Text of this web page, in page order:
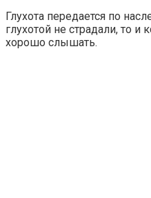
Глухота передается по
глухотой не страдали, то и
хорошо слышать.